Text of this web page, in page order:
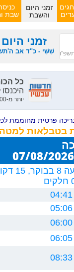
זמני היום
והשבת
שבת
זמני
שִׁשִּׁי - כ"ד אב ה'תשפ"ו, 07/
פרטית מחוממת לכל זוג
בטבלאות
יום חמישי, בשעה 8
04:41
05:06
06:00
06:05
08:33